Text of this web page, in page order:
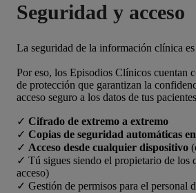
Seguridad y acceso
La seguridad de la información clínica
Por eso, los Episodios Clínicos cuentan
de protección que garantizan la
acceso seguro a los datos de tus
✓ Cifrado de extremo a extremo
✓ Copias de seguridad automáticas
✓ Acceso desde cualquier dispositivo
✓ Tú sigues siendo el propietario de los
acceso)
✓ Gestión de permisos para el personal